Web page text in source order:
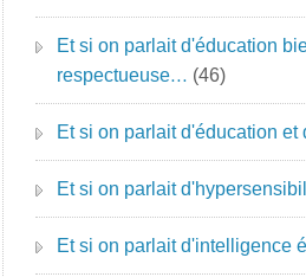
Et si on parlait d'éducation
respectueuse… (46)
Et si on parlait d'éducation
Et si on parlait
Et si on parlait d'intelligence